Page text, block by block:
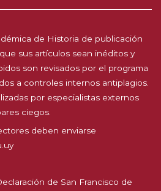
de Historia de publicación
sus artículos sean inéditos y
son revisados por el programa
a controles internos antiplagios.
por especialistas externos
ciegos.
deben enviarse
de San Francisco de